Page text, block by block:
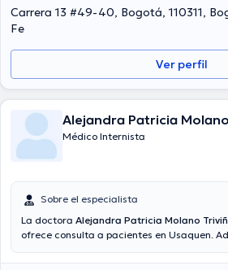
conferencias con el ideal de tener una
ámbito de especialización y ha difundido
Es importante resaltar que, el médico puede
Carrera 13 #49-40, Bogotá, 110311,
Fe
Ver perfil
Alejandra Patricia
Médico Internista
Sobre el especialista
La doctora Alejandra Patricia Molano
ofrece consulta a pacientes en Usaquen.
de especialidad. La Dra. posee años de